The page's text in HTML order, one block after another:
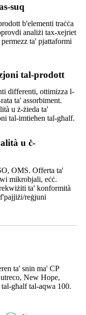
suq
b'elementi traċċa
analiżi tax-xejriet
ta' pjattaformi
tal-prodott
differenti, ottimizza l-
ta' assorbiment.
u ż-żieda ta'
tal-imtieħen tal-għalf.
u ċ-
OMS. Offerta ta'
mikrobjali, eċċ.
ta' konformità
reġjuni
ta' snin ma' CP
New Hope,
għalf tal-aqwa 100.